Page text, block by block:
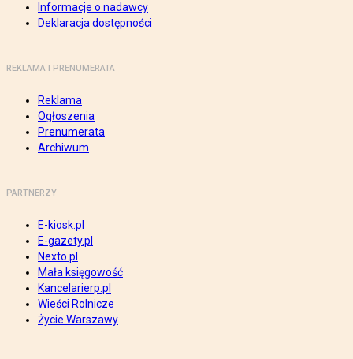
Informacje o nadawcy
Deklaracja dostępności
REKLAMA I PRENUMERATA
Reklama
Ogłoszenia
Prenumerata
Archiwum
PARTNERZY
E-kiosk.pl
E-gazety.pl
Nexto.pl
Mała księgowość
Kancelarierp.pl
Wieści Rolnicze
Życie Warszawy